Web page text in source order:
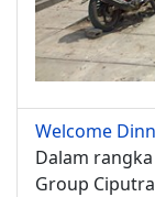
Welcome
Dalam
Group